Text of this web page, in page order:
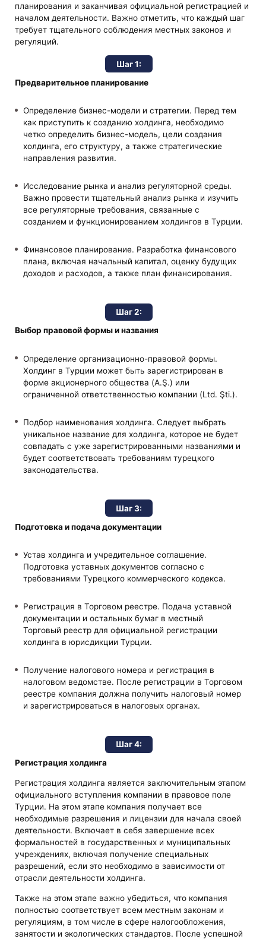
планирования и заканчивая официальной регистрацией и
началом деятельности. Важно отметить, что каждый шаг
требует тщательного соблюдения местных законов и
регуляций.
Шаг 1:
Предварительное планирование
Определение бизнес-модели и стратегии. Перед тем
как приступить к созданию холдинга, необходимо
четко определить бизнес-модель, цели создания
холдинга, его структуру, а также стратегические
направления развития.
Исследование рынка и анализ регуляторной среды.
Важно провести тщательный анализ рынка и изучить
все регуляторные требования, связанные с
созданием и функционированием холдингов в Турции.
Финансовое планирование. Разработка финансового
плана, включая начальный капитал, оценку будущих
доходов и расходов, а также план финансирования.
Шаг 2:
Выбор правовой формы и названия
Определение организационно-правовой формы.
Холдинг в Турции может быть зарегистрирован в
форме акционерного общества (A.Ş.) или
ограниченной ответственностью компании (Ltd. Şti.).
Подбор наименования холдинга. Следует выбрать
уникальное название для холдинга, которое не будет
совпадать с уже зарегистрированными названиями и
будет соответствовать требованиям турецкого
законодательства.
Шаг 3:
Подготовка и подача документации
Устав холдинга и учредительное соглашение.
Подготовка уставных документов согласно с
требованиями Турецкого коммерческого кодекса.
Регистрация в Торговом реестре. Подача уставной
документации и остальных бумаг в местный
Торговый реестр для официальной регистрации
холдинга в юрисдикции Турции.
Получение налогового номера и регистрация в
налоговом ведомстве. После регистрации в Торговом
реестре компания должна получить налоговый номер
и зарегистрироваться в налоговых органах.
Шаг 4:
Регистрация холдинга
Регистрация холдинга является заключительным этапом
официального вступления компании в правовое поле
Турции. На этом этапе компания получает все
необходимые разрешения и лицензии для начала своей
деятельности. Включает в себя завершение всех
формальностей в государственных и муниципальных
учреждениях, включая получение специальных
разрешений, если это необходимо в зависимости от
отрасли деятельности холдинга.
Также на этом этапе важно убедиться, что компания
полностью соответствует всем местным законам и
регуляциям, в том числе в сфере налогообложения,
занятости и экологических стандартов. После успешной